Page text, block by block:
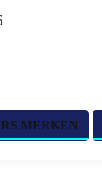
MERKEN